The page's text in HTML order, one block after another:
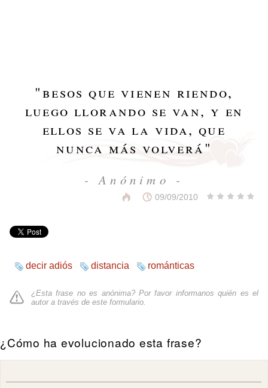
"besos que vienen riendo,
luego llorando se van, y en
ellos se va la vida, que
nunca más volverá"
- Anónimo -
09/09/2010
decir adiós distancia románticas
¿Esta frase no es anónima? Por favor informanos quién es el
autor a través de este formulario.
¿Cómo ha evolucionado esta frase?